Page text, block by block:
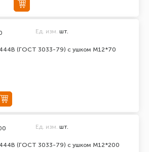
444В (ГОСТ 3033-79) с ушком М12*70
Ед. изм. шт.
444В (ГОСТ 3033-79) с ушком М12*200
Ед. изм. шт.